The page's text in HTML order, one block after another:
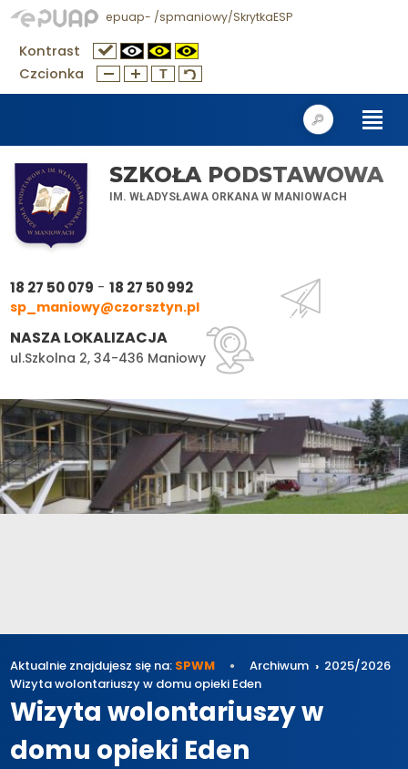
epuap- /spmaniowy/SkrytkaESP
Kontrast
Czcionka
SZKOŁA PODSTAWOWA
IM. WŁADYSŁAWA ORKANA W MANIOWACH
18 27 50 079 -18 27 50 992
sp_maniowy@czorsztyn.pl
NASZA LOKALIZACJA
ul.Szkolna 2, 34-436 Maniowy
Aktualnie znajdujesz się na: SPWM Archiwum
2025/2026
Wizyta wolontariuszy w domu opieki Eden
Wizyta wolontariuszy w
domu opieki Eden